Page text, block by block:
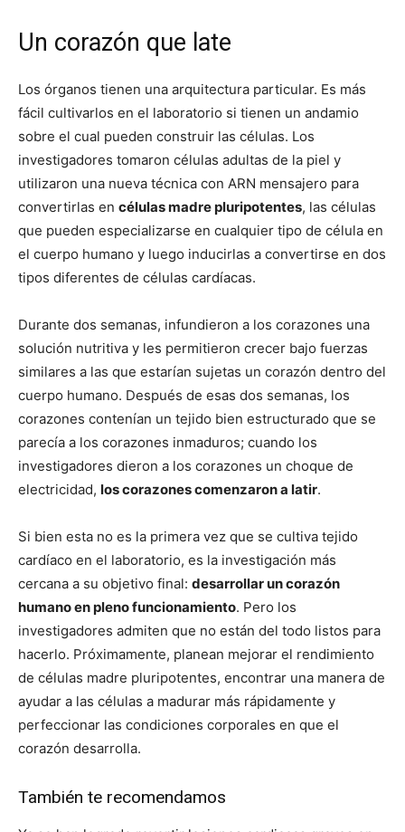
Un corazón que late
Los órganos tienen una arquitectura particular. Es más
fácil cultivarlos en el laboratorio si tienen un andamio
sobre el cual pueden construir las células. Los
investigadores tomaron células adultas de la piel y
utilizaron una nueva técnica con ARN mensajero para
convertirlas en células madre pluripotentes, las células
que pueden especializarse en cualquier tipo de célula en
el cuerpo humano y luego inducirlas a convertirse en dos
tipos diferentes de células cardíacas.
Durante dos semanas, infundieron a los corazones una
solución nutritiva y les permitieron crecer bajo fuerzas
similares a las que estarían sujetas un corazón dentro del
cuerpo humano. Después de esas dos semanas, los
corazones contenían un tejido bien estructurado que se
parecía a los corazones inmaduros; cuando los
investigadores dieron a los corazones un choque de
electricidad, los corazones comenzaron a latir.
Si bien esta no es la primera vez que se cultiva tejido
cardíaco en el laboratorio, es la investigación más
cercana a su objetivo final: desarrollar un corazón
humano en pleno funcionamiento. Pero los
investigadores admiten que no están del todo listos para
hacerlo. Próximamente, planean mejorar el rendimiento
de células madre pluripotentes, encontrar una manera de
ayudar a las células a madurar más rápidamente y
perfeccionar las condiciones corporales en que el
corazón desarrolla.
También te recomendamos